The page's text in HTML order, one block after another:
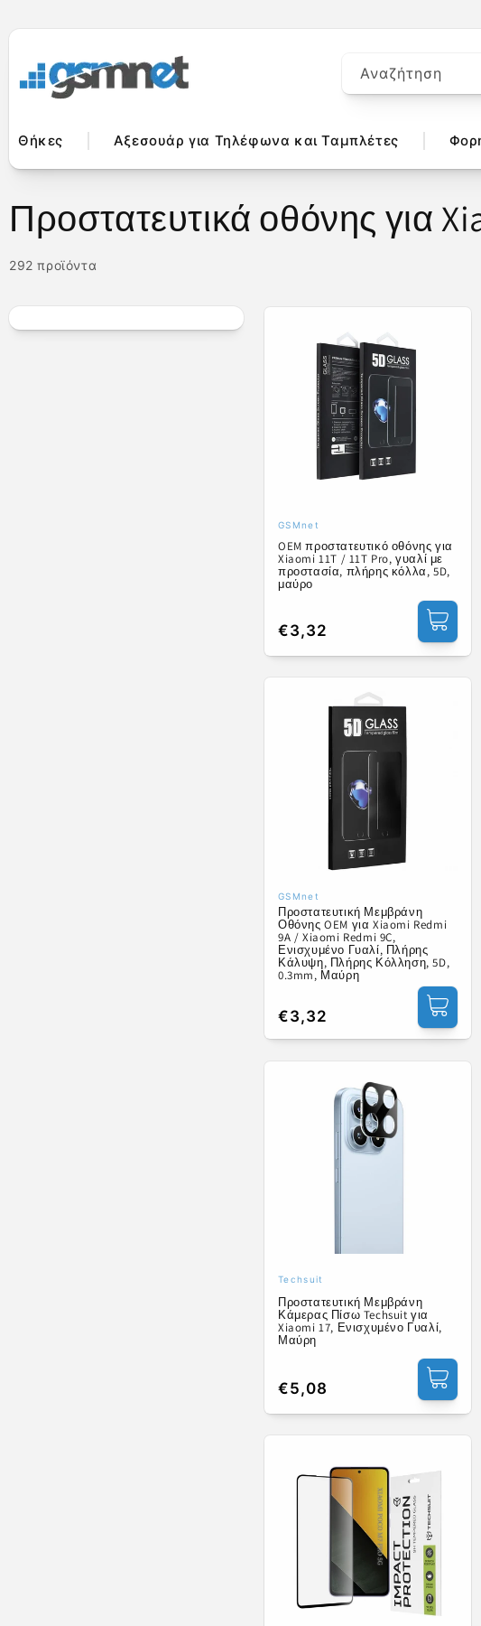
περιεχόμενο
Αναζήτηση
Θήκες Αξεσουάρ για Τηλέφωνα και Ταμπλέτες
Σ
υ
λ
λ
Προστατευτικά οθόνης για
292 προϊόντα
Προμηθευτής:
GSMnet
OEM προστατευτικό οθόνης για
Xiaomi 11T / 11T Pro, γυαλί με
προστασία, πλήρης κόλλα, 5D,
μαύρο
Κανονική
τιμή
€3,32
Προμηθευτής:
GSMnet
Προστατευτική Μεμβράνη
Οθόνης OEM για Xiaomi Redmi
9A / Xiaomi Redmi 9C,
Ενισχυμένο Γυαλί, Πλήρης
Κάλυψη, Πλήρης Κόλληση, 5D,
0.3mm, Μαύρη
Κανονική
τιμή
€3,32
Προμηθευτής:
Techsuit
Προστατευτική Μεμβράνη
Κάμερας Πίσω Techsuit για
Xiaomi 17, Ενισχυμένο Γυαλί,
Μαύρη
Κανονική
τιμή
€5,08